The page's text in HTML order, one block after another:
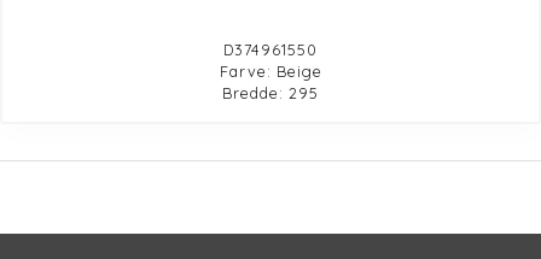
D374961550
Farve: Beige
Bredde: 295